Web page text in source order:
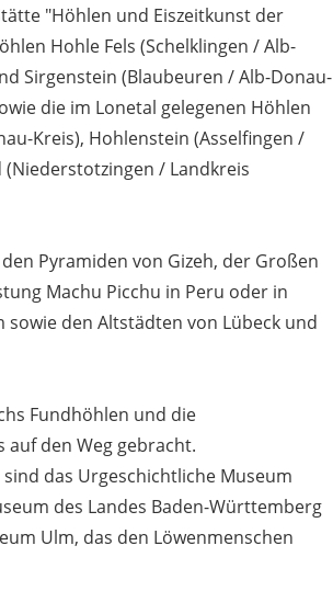
"Höhlen und Eiszeitkunst der
Hohle Fels (Schelklingen / Alb-
Sirgenstein (Blaubeuren / Alb-Donau-
die im Lonetal gelegenen Höhlen
Kreis), Hohlenstein (Asselfingen /
/ Landkreis
Pyramiden von Gizeh, der Großen
Machu Picchu in Peru oder in
den Altstädten von Lübeck und
Fundhöhlen und die
den Weg gebracht.
das Urgeschichtliche Museum
des Landes Baden-Württemberg
Ulm, das den Löwenmenschen